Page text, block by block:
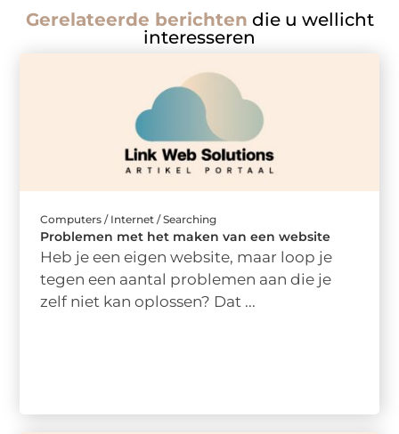
Gerelateerde berichten die u wellicht
interesseren
Computers / Internet / Searching
Problemen met het maken van een website
Heb je een eigen website, maar loop je
tegen een aantal problemen aan die je
zelf niet kan oplossen? Dat ...